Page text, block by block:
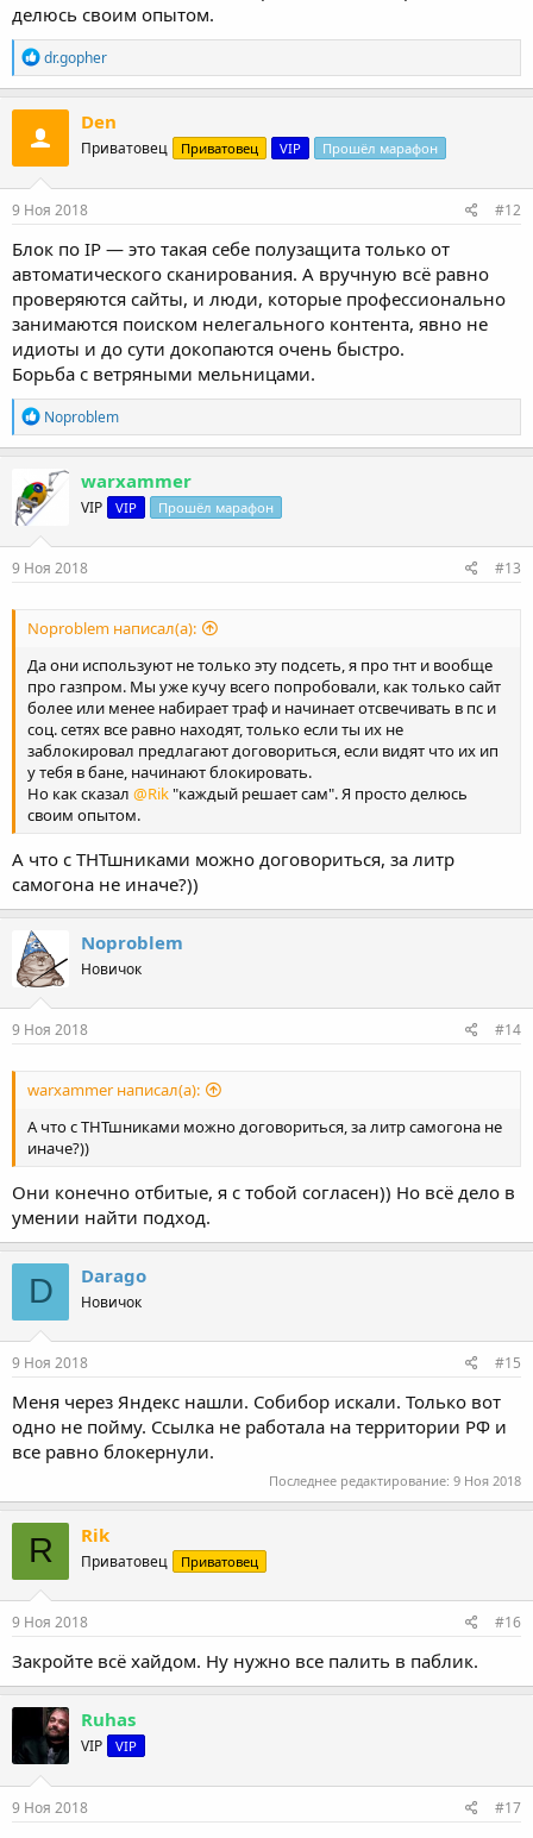
делюсь своим опытом.
Р
е
а
к
ц
и
и
:
dr.gopher
Den
Приватовец Приватовец VIP Прошёл марафон
9 Ноя 2018 #12
Блок по IP — это такая себе полузащита только от
автоматического сканирования. А вручную всё равно
проверяются сайты, и люди, которые профессионально
занимаются поиском нелегального контента, явно не
идиоты и до сути докопаются очень быстро.
Борьба с ветряными мельницами.
Р
е
а
к
ц
и
:
Noproblem
warxammer
VIP VIP Прошёл марафон
9 Ноя 2018 #13
Noproblem написал(а):
Да они используют не только эту подсеть, я про тнт и вообще
про газпром. Мы уже кучу всего попробовали, как только сайт
более или менее набирает траф и начинает отсвечивать в пс и
соц. сетях все равно находят, только если ты их не
заблокировал предлагают договориться, если видят что их ип
у тебя в бане, начинают блокировать.
Но как сказал @Rik"каждый решает сам". Я просто делюсь
своим опытом.
А что с ТНТшниками можно договориться, за литр
самогона не иначе?))
Noproblem
Новичок
9 Ноя 2018 #14
warxammer написал(а):
А что с ТНТшниками можно договориться, за литр самогона не
иначе?))
Они конечно отбитые, я с тобой согласен)) Но всё дело в
умении найти подход.
D Darago
Новичок
9 Ноя 2018 #15
Меня через Яндекс нашли. Собибор искали. Только вот
одно не пойму. Ссылка не работала на территории РФ и
все равно блокернули.
Последнее редактирование: 9 Ноя 2018
R Rik
Приватовец Приватовец
9 Ноя 2018 #16
Закройте всё хайдом. Ну нужно все палить в паблик.
Ruhas
VIP VIP
9 Ноя 2018 #17